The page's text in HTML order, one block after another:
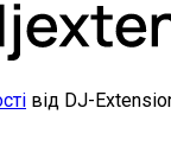
від DJ-